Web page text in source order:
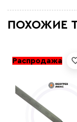
ПОХОЖИЕ
Распродажа